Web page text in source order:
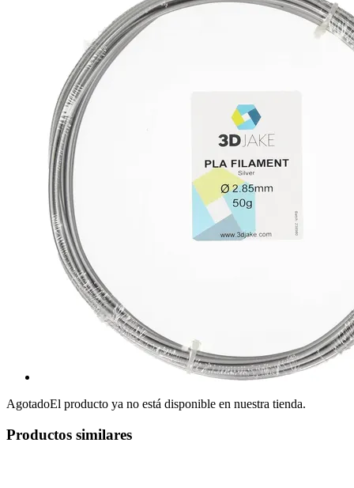
AgotadoEl producto ya no está disponible en nuestra tienda.
Productos similares